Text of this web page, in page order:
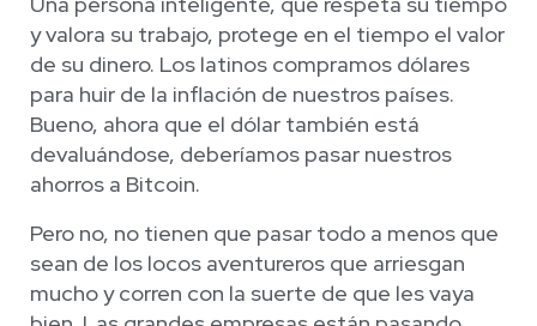
y valora su trabajo, protege en el tiempo el valor
de su dinero. Los latinos compramos dólares
para huir de la inflación de nuestros países.
Bueno, ahora que el dólar también está
devaluándose, deberíamos pasar nuestros
ahorros a Bitcoin.
Pero no, no tienen que pasar todo a menos que
sean de los locos aventureros que arriesgan
mucho y corren con la suerte de que les vaya